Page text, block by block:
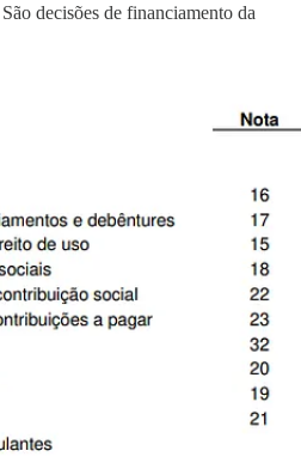
decisões de financiamento da